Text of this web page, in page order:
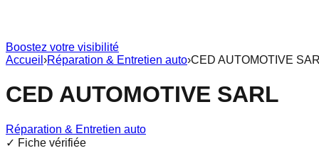
Boostez votre visibilité
Accueil ›Réparation & Entretien auto›CED AUTOMOTIVE
CED AUTOMOTIVE SARL
Réparation & Entretien auto
✓ Fiche vérifiée